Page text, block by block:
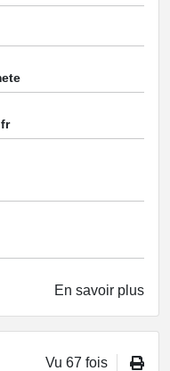
En savoir plus
Vu 67 fois